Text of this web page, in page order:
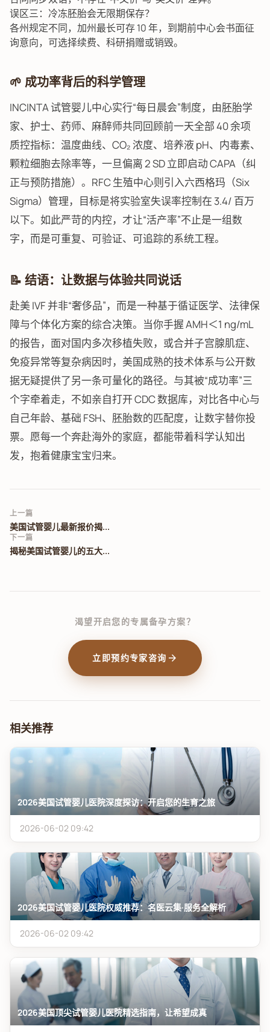
误区三：冷冻胚胎会无限期保存？
各州规定不同，加州最长可存 10 年，到期前中心会书面征
询意向，可选择续费、科研捐赠或销毁。
🌱 成功率背后的科学管理
INCINTA 试管婴儿中心实行“每日晨会”制度，由胚胎学
家、护士、药师、麻醉师共同回顾前一天全部 40 余项
质控指标：温度曲线、CO₂ 浓度、培养液 pH、内毒素、
颗粒细胞去除率等，一旦偏离 2 SD 立即启动 CAPA（纠
正与预防措施）。RFC 生殖中心则引入六西格玛（Six
Sigma）管理，目标是将实验室失误率控制在 3.4/ 百万
以下。如此严苛的内控，才让“活产率”不止是一组数
字，而是可重复、可验证、可追踪的系统工程。
📝 结语：让数据与体验共同说话
赴美 IVF 并非“奢侈品”，而是一种基于循证医学、法律保
障与个体化方案的综合决策。当你手握 AMH＜1 ng/mL
的报告，面对国内多次移植失败，或合并子宫腺肌症、
免疫异常等复杂病因时，美国成熟的技术体系与公开数
据无疑提供了另一条可量化的路径。与其被“成功率”三
个字牵着走，不如亲自打开 CDC 数据库，对比各中心与
自己年龄、基础 FSH、胚胎数的匹配度，让数字替你投
票。愿每一个奔赴海外的家庭，都能带着科学认知出
发，抱着健康宝宝归来。
上一篇
美国试管婴儿最新报价揭...
下一篇
揭秘美国试管婴儿的五大...
渴望开启您的专属备孕方案？
立即预约专家咨询 arrow_forward
相关推荐
2026美国试管婴儿医院深度探访：开启您的生育之旅
2026-06-02 09:42
2026美国试管婴儿医院权威推荐：名医云集·服务全解析
2026-06-02 09:42
2026美国顶尖试管婴儿医院精选指南，让希望成真